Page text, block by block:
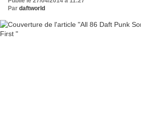
Par daftworld